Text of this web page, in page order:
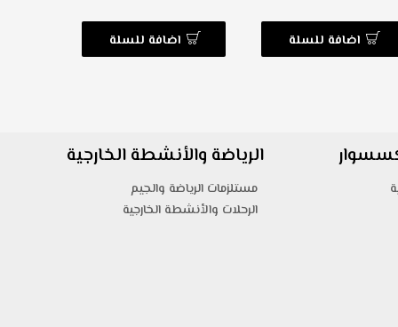
اضافة للسلة اضافة للسلة
الرياضة والأنشطة الخارجية
مستلزمات الرياضة والجيم
الرحلات والأنشطة الخارجية